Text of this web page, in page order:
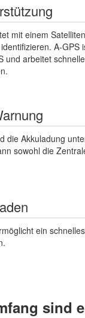
mit einem
A-GPS
und arbeitet
die Akkuladung
sowohl die
ein
sind